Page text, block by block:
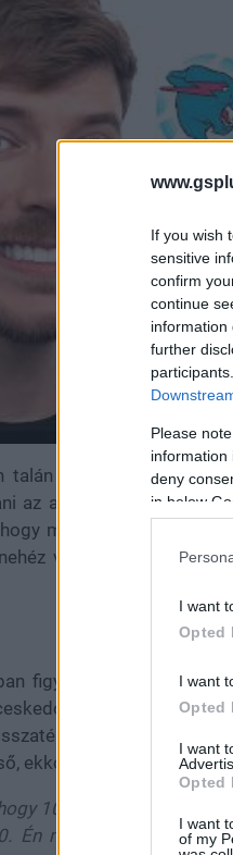
If you wish
sensitive
confirm
continue
information
further
Please
information
deny
in below
I want
Opted
I want
Opted
I want
Opted
I want
of my
talán nem a
az algoritmus játékát.
mindenki elkezdte
vitatkozni, pláne az
figyelte a feliratkozói
rajongói
és részeivé
ekkora számot
10 000 órába telik
Én most tartok úgy 60-